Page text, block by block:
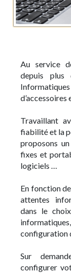
Au service
depuis plus
Travaillant
fiabilité et la
proposons
fixes et
logiciels …
En fonction
attentes
dans le
configuration
Sur
configurer